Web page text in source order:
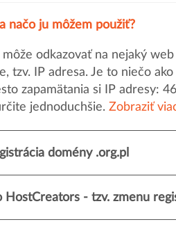
načo ju môžem použiť?
odkazovať na nejaký
IP adresa. Je to niečo
zapamätania si IP adresy:
jednoduchšie. Zobraziť
domény .org.pl
- tzv. zmenu